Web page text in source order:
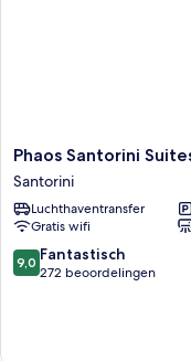
Phaos
Santorini
Suites
Santorini
Phaos Santorini
Santorini
Luchthaventransfer
Gratis wifi
9.0
van
9,0 Fantastisch
272 beoordelingen